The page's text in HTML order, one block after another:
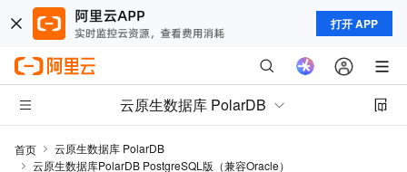
打开 APP
云原生数据库 PolarDB
首页
云原生数据库 PolarDB
云原生数据库PolarDB PostgreSQL版（兼容Oracle）